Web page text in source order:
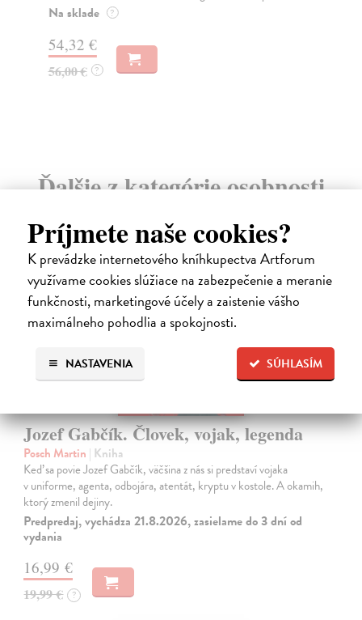
Príjmete naše cookies?
K prevádzke internetového kníhkupectva Artforum
využívame cookies slúžiace na zabezpečenie a meranie
funkčnosti, marketingové účely a zaistenie vášho
maximálneho pohodlia a spokojnosti.
SÚHLASÍM
NASTAVENIA
Na sklade ?
54,32 €
56,00 € ?
Ďalšie z kategórie osobnosti
predpredaj
Jozef Gabčík. Človek, vojak, legenda
Posch Martin | Kniha
Keď sa povie Jozef Gabčík, väčšina z nás si predstaví vojaka
v uniforme, agenta, odbojára, atentát, kryptu v kostole. A okamih,
ktorý zmenil dejiny.
Predpredaj, vychádza 21.8.2026, zasielame do 3 dní od
vydania
16,99 €
19,99 € ?